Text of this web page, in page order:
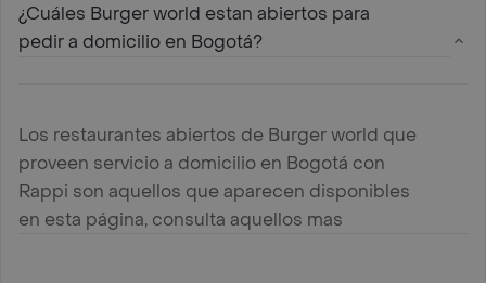
¿Cuáles Burger world estan abiertos para
pedir a domicilio en Bogotá?
Los restaurantes abiertos de Burger world que
proveen servicio a domicilio en Bogotá con
Rappi son aquellos que aparecen disponibles
en esta página, consulta aquellos mas